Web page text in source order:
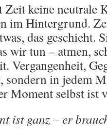
keine neutrale
im Hintergrund.
das geschieht.
wir tun – atmen,
Vergangenheit,
sondern in jedem
Moment selbst ist
ist ganz – er